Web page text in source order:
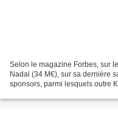
Selon le magazine Forbes, sur
Nadal (34 M€), sur sa dernière
sponsors, parmi lesquels outre